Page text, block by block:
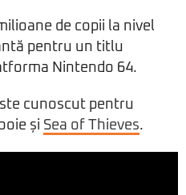
de copii la nivel
pentru un titlu
Nintendo 64.
cunoscut pentru
și Sea of Thieves.